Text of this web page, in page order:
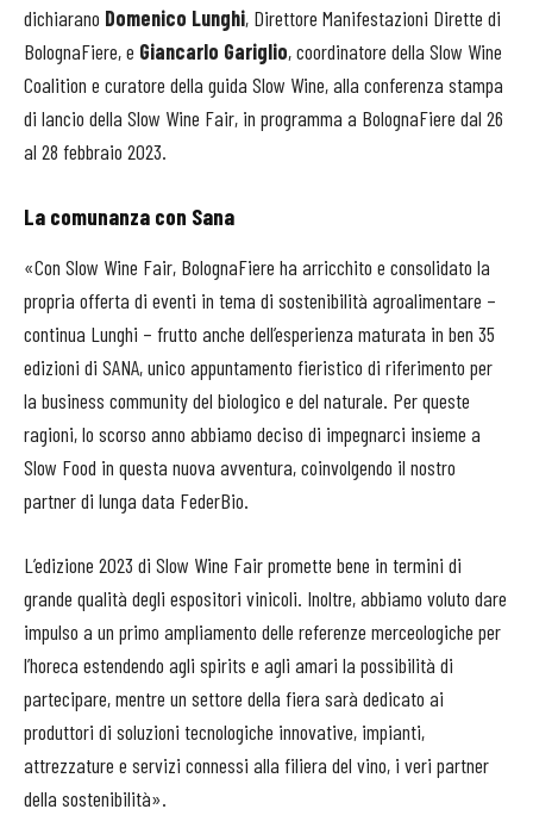
dichiarano Domenico Lunghi, Direttore Manifestazioni Dirette di
BolognaFiere, e Giancarlo Gariglio, coordinatore della Slow Wine
Coalition e curatore della guida Slow Wine, alla conferenza stampa
di lancio della Slow Wine Fair, in programma a BolognaFiere dal 26
al 28 febbraio 2023.
La comunanza con Sana
«Con Slow Wine Fair, BolognaFiere ha arricchito e consolidato la
propria offerta di eventi in tema di sostenibilità agroalimentare –
continua Lunghi – frutto anche dell’esperienza maturata in ben 35
edizioni di SANA, unico appuntamento fieristico di riferimento per
la business community del biologico e del naturale. Per queste
ragioni, lo scorso anno abbiamo deciso di impegnarci insieme a
Slow Food in questa nuova avventura, coinvolgendo il nostro
partner di lunga data FederBio.
L’edizione 2023 di Slow Wine Fair promette bene in termini di
grande qualità degli espositori vinicoli. Inoltre, abbiamo voluto dare
impulso a un primo ampliamento delle referenze merceologiche per
l’horeca estendendo agli spirits e agli amari la possibilità di
partecipare, mentre un settore della fiera sarà dedicato ai
produttori di soluzioni tecnologiche innovative, impianti,
attrezzature e servizi connessi alla filiera del vino, i veri partner
della sostenibilità».